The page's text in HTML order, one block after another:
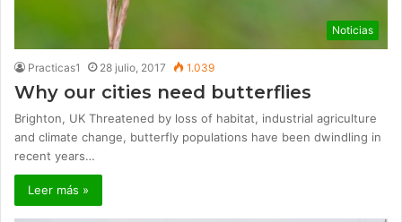
Noticias
Practicas1 28 julio, 2017 1.039
Why our cities need butterflies
Brighton, UK Threatened by loss of habitat, industrial agriculture
and climate change, butterfly populations have been dwindling in
recent years…
Leer más »